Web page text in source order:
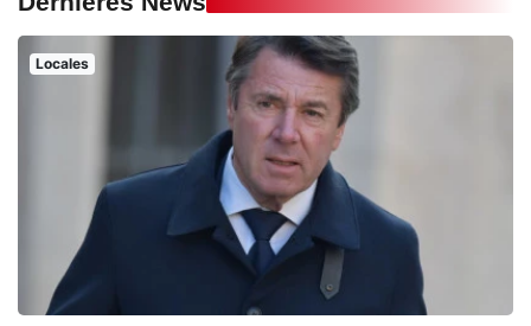
Locales